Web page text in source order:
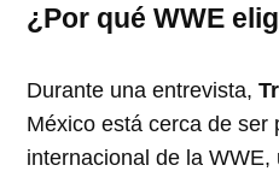
¿Por qué WWE
Durante una entrevista,
México está cerca de ser
internacional de la